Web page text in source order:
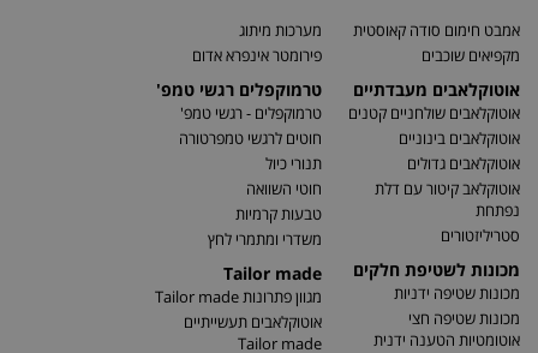
אמבט חימום סודה קאוסטית
מקפיאים שוכבים
אוטוקלאבים מעבדתיים
אוטוקלאבים שולחניים קטנים
אוטוקלאבים בינוניים
אוטוקלאבים גדולים
אוטוקלאב קיטור עם דלת
נפתחת
סטריליזטורים
מכונות לשטיפת חלקים
מכונות שטיפה ידניות
מכונות שטיפה חצי
אוטומטיות הטענה ידנית
מערכות מיתוג
פירומטר אינפרא אדום
טרמוקפלים רגשי טמפ'
טרמוקפלים - רגשי טמפ'
חוטים לרגשי טמפרטורה
תנורי כיול
חוטי השוואה
טבעות קרמיות
משדרי ומתמרי לחץ
Tailor made
מגוון פתרונות Tailor made
אוטוקלאבים תעשייתיים
Tailor made